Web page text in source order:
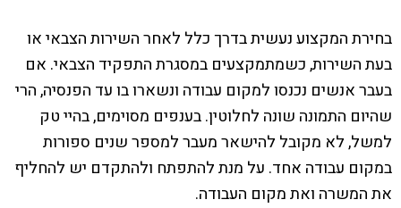
בחירת המקצוע נעשית בדרך כלל לאחר השירות הצבאי או
בעת השירות, כשמתמקצעים במסגרת התפקיד הצבאי. אם
בעבר אנשים נכנסו למקום עבודה ונשארו בו עד הפנסיה, הרי
שהיום התמונה שונה לחלוטין. בענפים מסוימים, בהיי טק
למשל, לא מקובל להישאר מעבר למספר שנים ספורות
במקום עבודה אחד. על מנת להתפתח ולהתקדם יש להחליף
את המשרה ואת מקום העבודה.